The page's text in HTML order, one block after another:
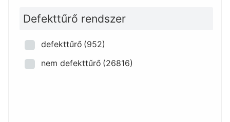
Defekttűrő rendszer
defekttűrő (952)
nem defekttűrő (26816)